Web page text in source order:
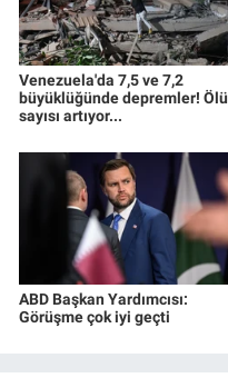
Venezuela'da 7,5 ve 7,2
büyüklüğünde depremler! Ölü
sayısı artıyor...
ABD Başkan Yardımcısı:
Görüşme çok iyi geçti